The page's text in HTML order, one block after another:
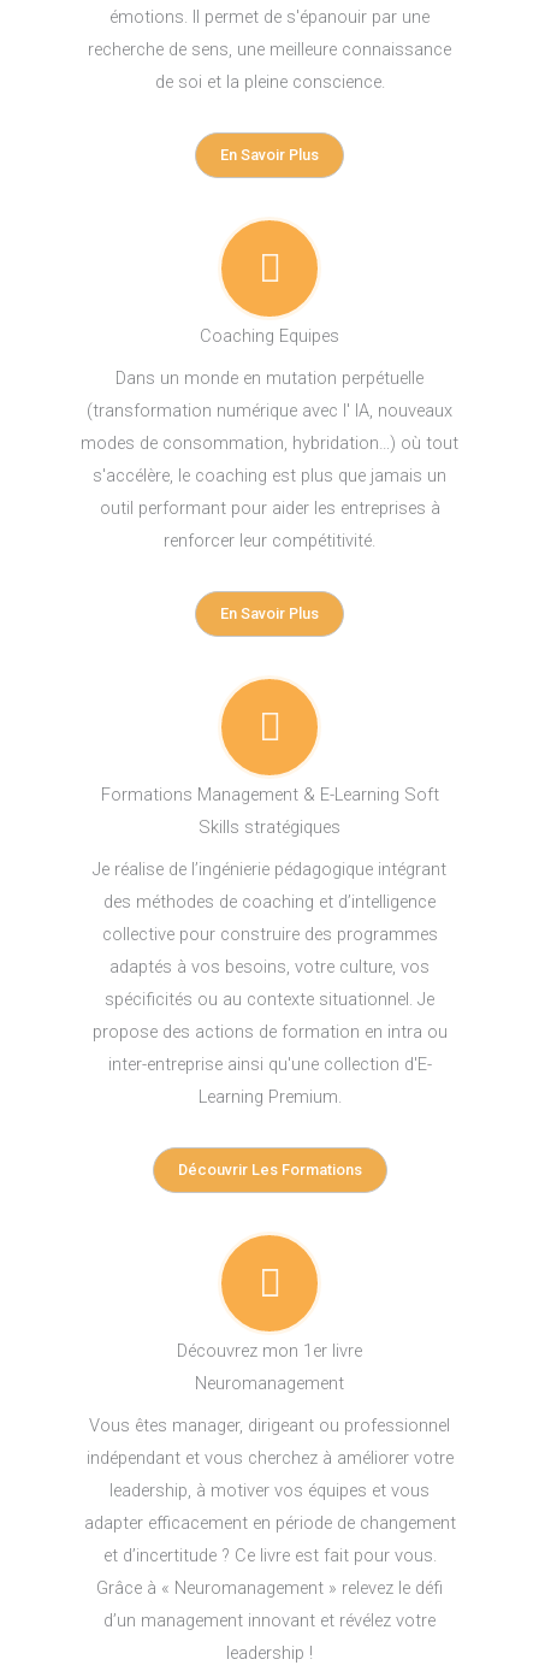
émotions. Il permet de s'épanouir par une
recherche de sens, une meilleure connaissance
de soi et la pleine conscience.
En Savoir Plus
Coaching Equipes
Dans un monde en mutation perpétuelle
(transformation numérique avec l' IA, nouveaux
modes de consommation, hybridation…) où tout
s'accélère, le coaching est plus que jamais un
outil performant pour aider les entreprises à
renforcer leur compétitivité.
En Savoir Plus
Formations Management & E-Learning Soft
Skills stratégiques
Je réalise de l’ingénierie pédagogique intégrant
des méthodes de coaching et d’intelligence
collective pour construire des programmes
adaptés à vos besoins, votre culture, vos
spécificités ou au contexte situationnel. Je
propose des actions de formation en intra ou
inter-entreprise ainsi qu'une collection d'E-
Learning Premium.
Découvrir Les Formations
Découvrez mon 1er livre
Neuromanagement
Vous êtes manager, dirigeant ou professionnel
indépendant et vous cherchez à améliorer votre
leadership, à motiver vos équipes et vous
adapter efficacement en période de changement
et d’incertitude ? Ce livre est fait pour vous.
Grâce à « Neuromanagement » relevez le défi
d’un management innovant et révélez votre
leadership !